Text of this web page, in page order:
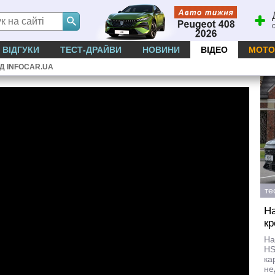
ВІДГУКИ ТЕСТ-ДРАЙВИ НОВИНИ ВІДЕО МОТО
INFOCAR.UA